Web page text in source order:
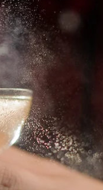
pour des soirées
une bonne soirée